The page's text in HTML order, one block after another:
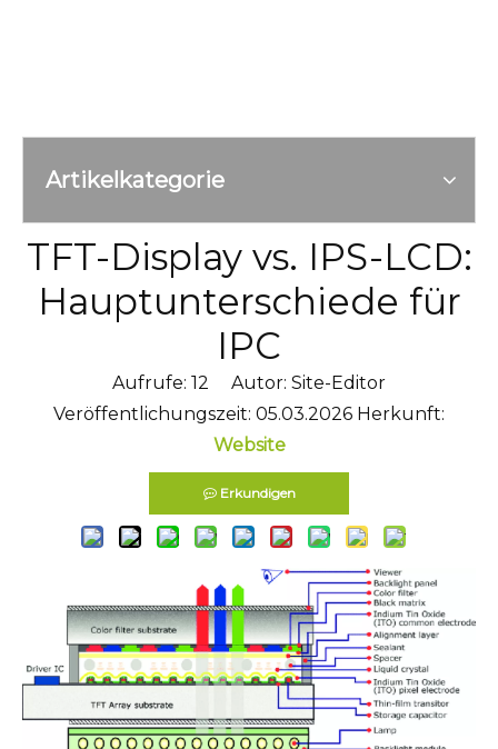
Artikelkategorie
TFT-Display vs. IPS-LCD:
Hauptunterschiede für
IPC
Aufrufe: 12 Autor: Site-Editor
Veröffentlichungszeit: 05.03.2026 Herkunft:
Website
Erkundigen